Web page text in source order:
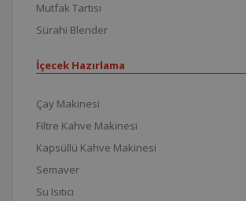
Mutfak Tartısı
Sürahi Blender
İçecek Hazırlama
Çay Makinesi
Filtre Kahve Makinesi
Kapsüllü Kahve Makinesi
Semaver
Su Isıtıcı